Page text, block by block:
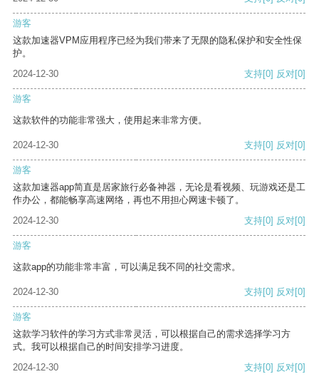
游客
这款加速器VPM应用程序已经为我们带来了无限的隐私保护和安全性保
护。
2024-12-30
支持[0] 反对[0]
游客
这款软件的功能非常强大，使用起来非常方便。
2024-12-30 支持[0] 反对[0]
游客
这款加速器app简直是居家旅行必备神器，无论是看视频、玩游戏还是工
作办公，都能畅享高速网络，再也不用担心网速卡顿了。
2024-12-30
支持[0] 反对[0]
游客
这款app的功能非常丰富，可以满足我不同的社交需求。
2024-12-30 支持[0] 反对[0]
游客
这款学习软件的学习方式非常灵活，可以根据自己的需求选择学习方
式。我可以根据自己的时间安排学习进度。
2024-12-30
支持[0] 反对[0]